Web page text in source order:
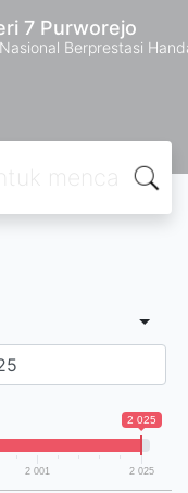
7 Purworejo
Berprestasi
2 025
2 001 2 025